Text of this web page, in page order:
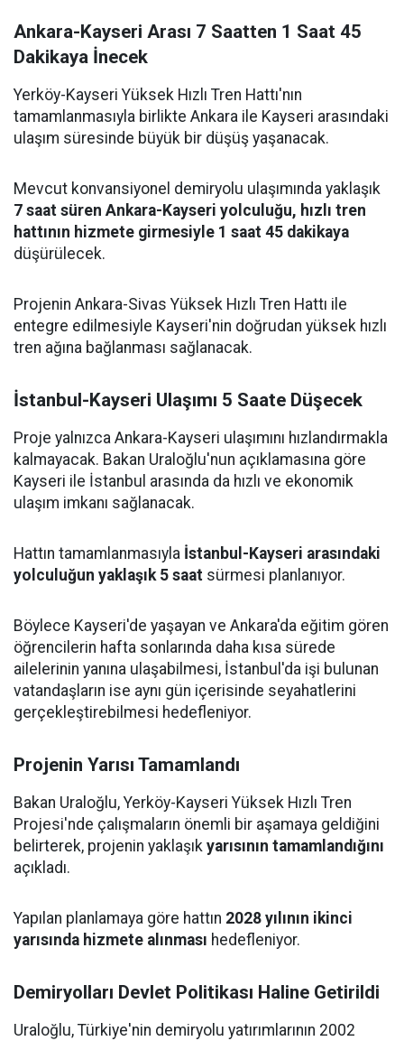
Ankara-Kayseri Arası 7 Saatten 1 Saat 45
Dakikaya İnecek
Yerköy-Kayseri Yüksek Hızlı Tren Hattı'nın
tamamlanmasıyla birlikte Ankara ile Kayseri arasındaki
ulaşım süresinde büyük bir düşüş yaşanacak.
Mevcut konvansiyonel demiryolu ulaşımında yaklaşık
7 saat süren Ankara-Kayseri yolculuğu, hızlı tren
hattının hizmete girmesiyle 1 saat 45 dakikaya
düşürülecek.
Projenin Ankara-Sivas Yüksek Hızlı Tren Hattı ile
entegre edilmesiyle Kayseri'nin doğrudan yüksek hızlı
tren ağına bağlanması sağlanacak.
İstanbul-Kayseri Ulaşımı 5 Saate Düşecek
Proje yalnızca Ankara-Kayseri ulaşımını hızlandırmakla
kalmayacak. Bakan Uraloğlu'nun açıklamasına göre
Kayseri ile İstanbul arasında da hızlı ve ekonomik
ulaşım imkanı sağlanacak.
Hattın tamamlanmasıyla İstanbul-Kayseri arasındaki
yolculuğun yaklaşık 5 saat sürmesi planlanıyor.
Böylece Kayseri'de yaşayan ve Ankara'da eğitim gören
öğrencilerin hafta sonlarında daha kısa sürede
ailelerinin yanına ulaşabilmesi, İstanbul'da işi bulunan
vatandaşların ise aynı gün içerisinde seyahatlerini
gerçekleştirebilmesi hedefleniyor.
Projenin Yarısı Tamamlandı
Bakan Uraloğlu, Yerköy-Kayseri Yüksek Hızlı Tren
Projesi'nde çalışmaların önemli bir aşamaya geldiğini
belirterek, projenin yaklaşık yarısının tamamlandığını
açıkladı.
Yapılan planlamaya göre hattın 2028 yılının ikinci
yarısında hizmete alınması hedefleniyor.
Demiryolları Devlet Politikası Haline Getirildi
Uraloğlu, Türkiye'nin demiryolu yatırımlarının 2002